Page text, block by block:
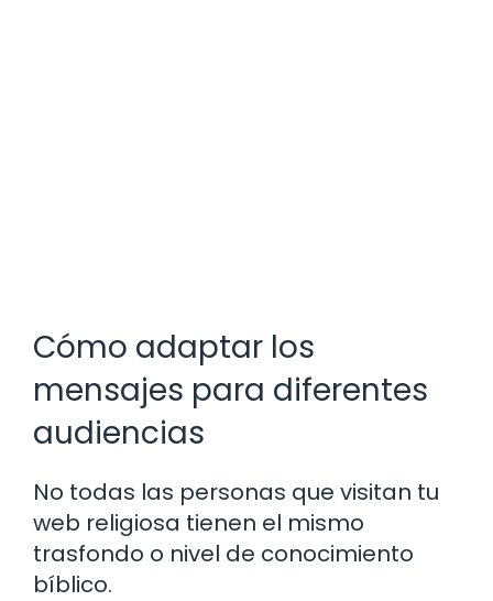
Cómo adaptar los
mensajes para diferentes
audiencias
No todas las personas que visitan tu
web religiosa tienen el mismo
trasfondo o nivel de conocimiento
bíblico.